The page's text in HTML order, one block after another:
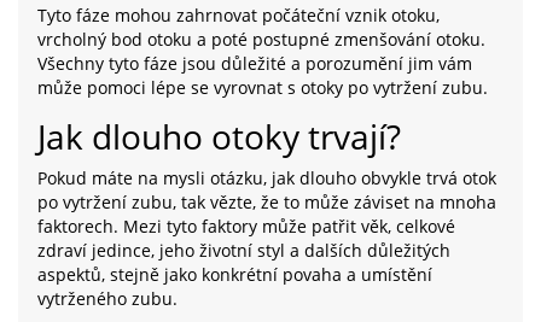
Tyto fáze mohou zahrnovat počáteční vznik otoku,
vrcholný bod otoku a poté postupné zmenšování otoku.
Všechny tyto fáze jsou důležité a porozumění jim vám
může pomoci lépe se vyrovnat s otoky po vytržení zubu.
Jak dlouho otoky trvají?
Pokud máte na mysli otázku, jak dlouho obvykle trvá otok
po vytržení zubu, tak vězte, že to může záviset na mnoha
faktorech. Mezi tyto faktory může patřit věk, celkové
zdraví jedince, jeho životní styl a dalších důležitých
aspektů, stejně jako konkrétní povaha a umístění
vytrženého zubu.